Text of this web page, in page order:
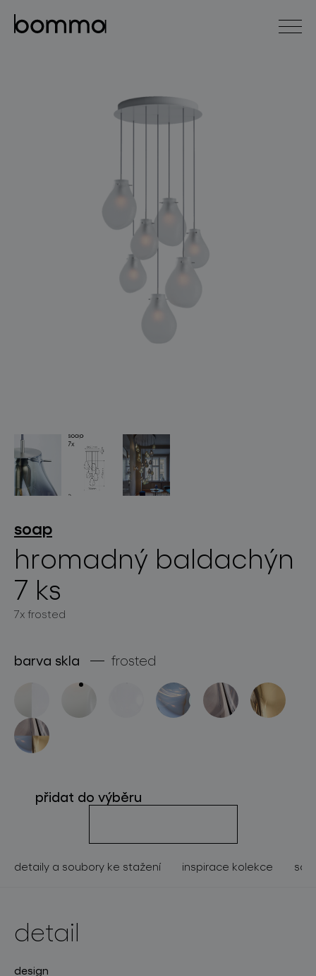
produkty
projekty
o značce
pro profesionály
store locator
soap
hromadný baldachýn
7 ks
7x frosted
barva skla frosted
přidat do výběru
detaily a soubory ke stažení inspirace kolekce
detail
design